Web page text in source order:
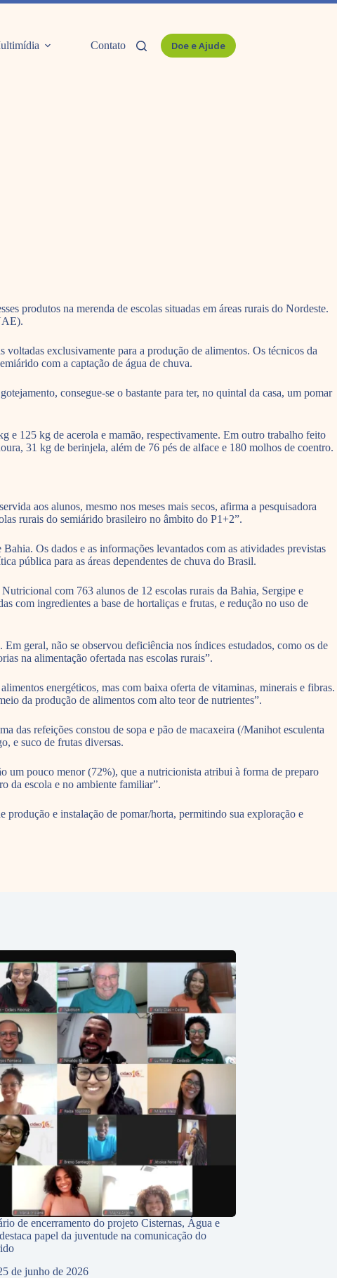
Contato Doe e Ajude
produtos na merenda de escolas situadas em áreas rurais do Nordeste.
exclusivamente para a produção de alimentos. Os técnicos da
com a captação de água de chuva.
consegue-se o bastante para ter, no quintal da casa, um pomar
125 kg de acerola e mamão, respectivamente. Em outro trabalho feito
31 kg de berinjela, além de 76 pés de alface e 180 molhos de coentro.
aos alunos, mesmo nos meses mais secos, afirma a pesquisadora
rurais do semiárido brasileiro no âmbito do P1+2”.
Os dados e as informações levantados com as atividades previstas
pública para as áreas dependentes de chuva do Brasil.
com 763 alunos de 12 escolas rurais da Bahia, Sergipe e
com ingredientes a base de hortaliças e frutas, e redução no uso de
geral, não se observou deficiência nos índices estudados, como os de
na alimentação ofertada nas escolas rurais”.
energéticos, mas com baixa oferta de vitaminas, minerais e fibras.
da produção de alimentos com alto teor de nutrientes”.
das refeições constou de sopa e pão de macaxeira (/Manihot esculenta
e suco de frutas diversas.
um pouco menor (72%), que a nutricionista atribui à forma de preparo
da escola e no ambiente familiar”.
e instalação de pomar/horta, permitindo sua exploração e
de encerramento do projeto Cisternas, Água e
papel da juventude na comunicação do
de junho de 2026